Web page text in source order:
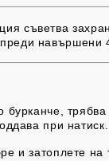
съветва
навършени
бурканче,
при натиск.
и затоплете